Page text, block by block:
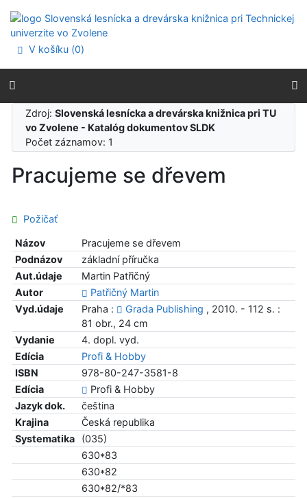
Prejsť na menu
Prehlásenie o webovej prístupnosti
V košíku (0)
Zdroj:Slovenská lesnícka a drevárska knižnica pri TU
vo Zvolene - Katalóg dokumentov SLDK
Počet záznamov: 1
Pracujeme se dřevem
Požičať
Názov
Pracujeme se dřevem
Podnázov
základní příručka
Aut.údaje
Martin Patřičný
Autor
Patřičný Martin
Vyd.údaje
Praha : Grada Publishing , 2010. - 112 s. :
81 obr., 24 cm
Vydanie
4. dopl. vyd.
Edícia
Profi & Hobby
ISBN
978-80-247-3581-8
Edícia
Profi & Hobby
Jazyk dok.
čeština
Krajina
Česká republika
Systematika
(035)
630*83
630*82
630*82/*83